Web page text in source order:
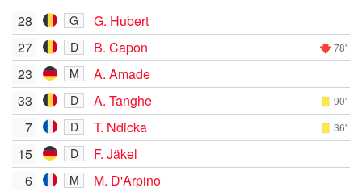
28 G
G. Hubert
27
D B. Capon 78'
23 M
A. Amade
33
D A. Tanghe 90'
7 D T. Ndicka 36'
15 D
F. Jäkel
6
M
M. D'Arpino